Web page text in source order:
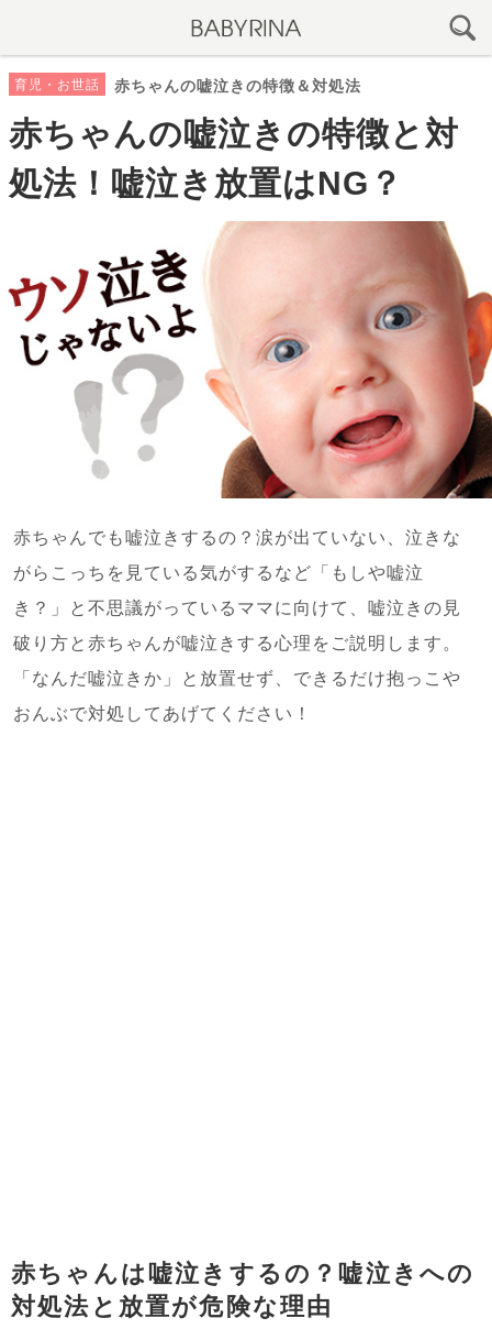
育児・お世話 赤ちゃんの嘘泣きの特徴＆対処法
赤ちゃんの嘘泣きの特徴と対
処法！嘘泣き放置はNG？
赤ちゃんでも嘘泣きするの？涙が出ていない、泣きな
がらこっちを見ている気がするなど「もしや嘘泣
き？」と不思議がっているママに向けて、嘘泣きの見
破り方と赤ちゃんが嘘泣きする心理をご説明します。
「なんだ嘘泣きか」と放置せず、できるだけ抱っこや
おんぶで対処してあげてください！
赤ちゃんは嘘泣きするの？嘘泣きへの
対処法と放置が危険な理由